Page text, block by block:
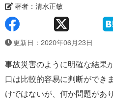
著者：清水正敏
更新日：2020年06月23日
事故災害のように明確な結果
口は比較的容易に判断ができ
けではないが、何か問題があ